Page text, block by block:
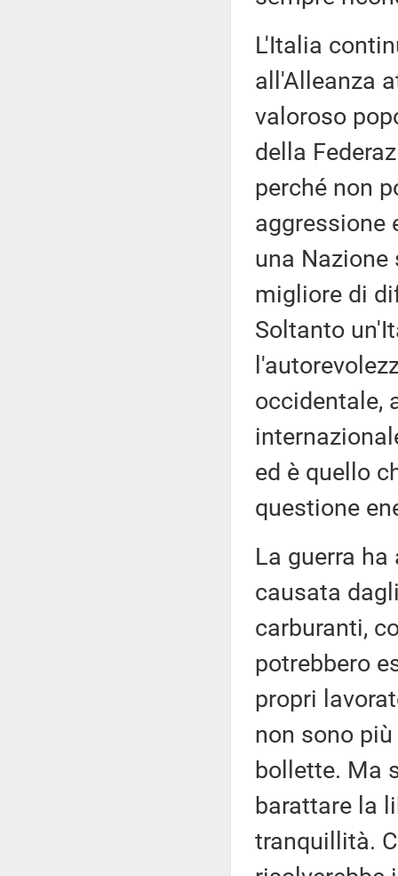
L'Italia
all'Alleanza
valoroso
della
perché non
aggressione
una Nazione
migliore di
Soltanto
occidentale,
ed è quello
questione
La guerra
causata
carburanti,
potrebbero
propri
non sono
bollette. Ma
barattare la
tranquillità.